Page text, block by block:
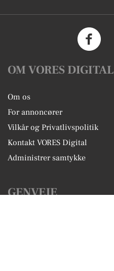
OM VORES DIGITAL
Om os
For annoncører
Vilkår og Privatlivspolitik
Kontakt VORES Digital
Administrer samtykke
GENVEJE